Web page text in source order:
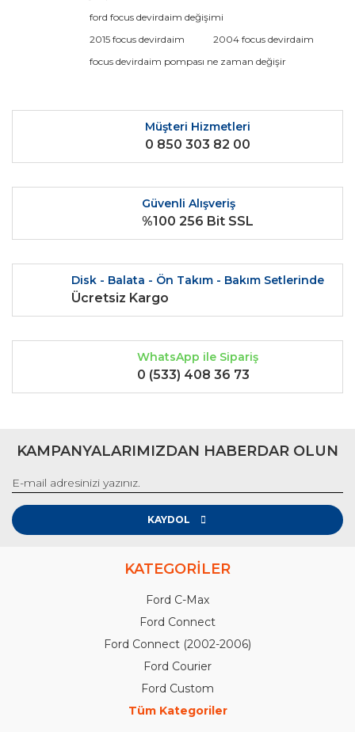
Bu ürüne ilk yorumu siz yapın!
Yorum Yaz
kullanarak tarafımıza iletebilirsiniz.
Görüş ve önerileriniz için teşekkür ederiz.
Ürün bilgilerinde hatalar bulunuyor.
Ürün fiyatı diğer sitelerden daha pahalı.
Bu ürüne benzer farklı alternatifler olmalı.
ford focus devirdaim değişimi
2015 focus devirdaim
2004 focus devirdaim
focus devirdaim pompası ne zaman değişir
Müşteri Hizmetleri
0 850 303 82 00
Güvenli Alışveriş
%100 256 Bit SSL
Disk - Balata - Ön Takım - Bakım Setlerinde
Ücretsiz Kargo
WhatsApp ile Sipariş
0 (533) 408 36 73
KAMPANYALARIMIZDAN HABERDAR OLUN
KAYDOL
KATEGORİLER
Ford C-Max
Ford Connect
Ford Connect (2002-2006)
Ford Courier
Ford Custom
Tüm Kategoriler